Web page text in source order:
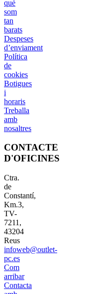
què
som
tan
barats
Despeses
d’enviament
Política
de
cookies
Botigues
i
horaris
Treballa
amb
nosaltres
CONTACTE
D'OFICINES
Ctra.
de
Constantí,
Km.3,
TV-
7211,
43204
Reus
infoweb@outlet-
pc.es
Com
arribar
Contacta